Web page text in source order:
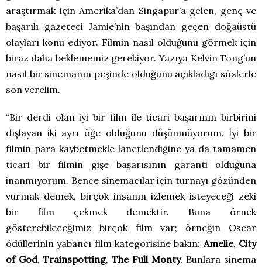
araştırmak için Amerika’dan Singapur’a gelen, genç ve
başarılı gazeteci Jamie’nin başından geçen doğaüstü
olayları konu ediyor. Filmin nasıl olduğunu görmek için
biraz daha beklememiz gerekiyor. Yazıya Kelvin Tong’un
nasıl bir sinemanın peşinde olduğunu açıkladığı sözlerle
son verelim.
“Bir derdi olan iyi bir film ile ticari başarının birbirini
dışlayan iki ayrı öğe olduğunu düşünmüyorum. İyi bir
filmin para kaybetmekle lanetlendiğine ya da tamamen
ticari bir filmin gişe başarısının garanti olduğuna
inanmıyorum. Bence sinemacılar için turnayı gözünden
vurmak demek, birçok insanın izlemek isteyeceği zeki
bir film çekmek demektir. Buna örnek
gösterebileceğimiz birçok film var; örneğin Oscar
ödüllerinin yabancı film kategorisine bakın: Amelie, City
of God,Trainspotting,The Full Monty. Bunlara sinema